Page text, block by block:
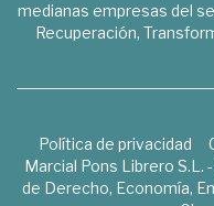
medianas empresas del
Recuperación,
Política de privacidad
Marcial Pons Librero S.L.
de Derecho, Economía,